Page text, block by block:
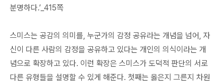
분명하다.’_415쪽
스미스는 공감의 의미를, 누군가의 감정 공유라는 개념을 넘어, 자
신이 다른 사람의 감정을 공유하고 있다는 개인의 의식이라는 개
념으로 확장하고 있다. 이런 확장은 스미스가 도덕적 판단의 서로
다른 유형들을 설명할 수 있게 해준다. 첫째는 옳은지 그른지 차원